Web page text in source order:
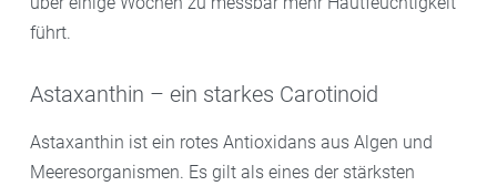
führt.
Astaxanthin – ein starkes Carotinoid
Astaxanthin ist ein rotes Antioxidans aus Algen und
Meeresorganismen. Es gilt als eines der stärksten